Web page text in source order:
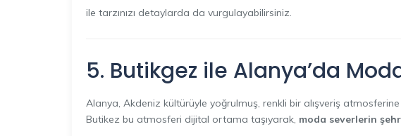
ile tarzınızı detaylarda da vurgulayabilirsiniz.
5. Butikgez ile Alanya’da
Alanya, Akdeniz kültürüyle yoğrulmuş, renkli bir alışveriş atmosferine
Butikez bu atmosferi dijital ortama taşıyarak, moda severlerin